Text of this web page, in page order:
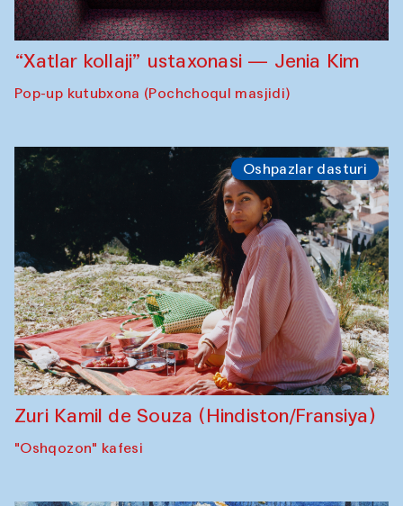
“Xatlar kollaji” ustaxonasi — Jenia Kim
Pop-up kutubxona (Pochchoqul masjidi)
Oshpazlar dasturi
Zuri Kamil de Souza (Hindiston/Fransiya)
"Oshqozon" kafesi